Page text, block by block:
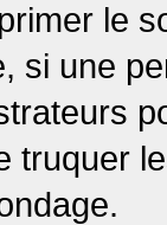
le
si une
truquer